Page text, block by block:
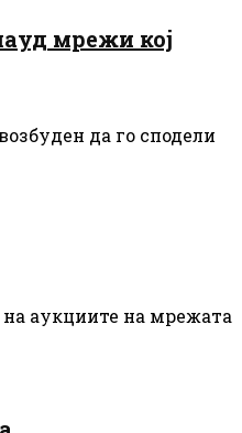
мрежи кој
да го сподели
аукциите на мрежата